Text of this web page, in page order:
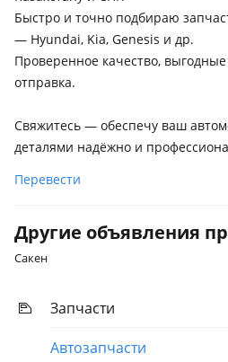
Быстро и точно подбираю
— Hyundai, Kia, Genesis и др.
Проверенное качество,
отправка.
Свяжитесь — обеспечу ваш
деталями надёжно и
Перевести
Другие объявления
Сакен
Запчасти
Автозапчасти